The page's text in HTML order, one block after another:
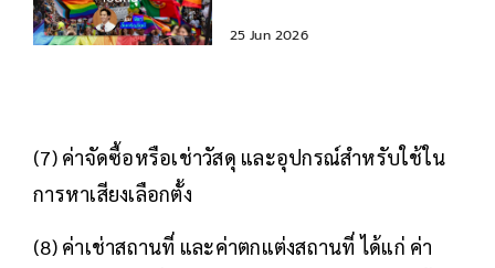
25 Jun 2026
(7) ค่าจัดซื้อหรือเช่าวัสดุ และอุปกรณ์สำหรับใช้ใน
การหาเสียงเลือกตั้ง
(8) ค่าเช่าสถานที่ และค่าตกแต่งสถานที่ ได้แก่ ค่า